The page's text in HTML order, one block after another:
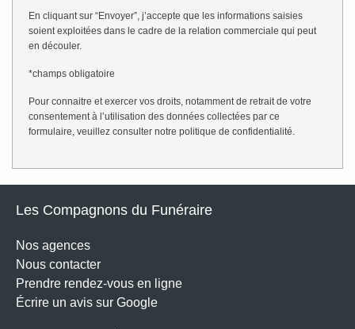
En cliquant sur “Envoyer”, j’accepte que les informations saisies
soient exploitées dans le cadre de la relation commerciale qui peut
en découler.
*champs obligatoire
Pour connaitre et exercer vos droits, notamment de retrait de votre
consentement à l’utilisation des données collectées par ce
formulaire, veuillez consulter notre politique de confidentialité.
Les Compagnons du Funéraire
Nos agences
Nous contacter
Prendre rendez-vous en ligne
Écrire un avis sur Google